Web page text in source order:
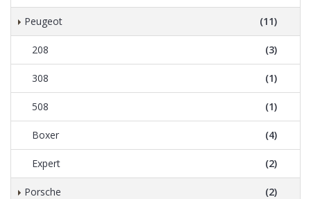
Peugeot (11)
208 (3)
308 (1)
508 (1)
Boxer (4)
Expert (2)
Porsche (2)